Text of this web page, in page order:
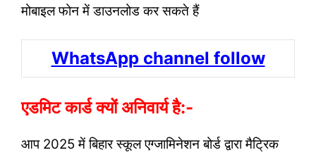
मोबाइल फोन में डाउनलोड कर सकते हैं
WhatsApp channel follow
एडमिट कार्ड क्यों अनिवार्य है:-
आप 2025 में बिहार स्कूल एग्जामिनेशन बोर्ड द्वारा मैट्रिक